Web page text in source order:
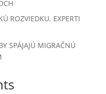
ROZVIEDKU. EXPERTI
SPÁJAJÚ MIGRAČNÚ